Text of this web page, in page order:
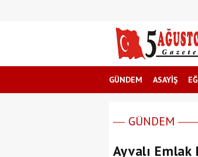
GÜNDEM ASAYİŞ
GÜNDEM
Ayvalı Emlak